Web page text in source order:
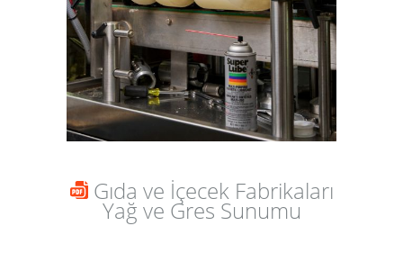
Gıda ve İçecek Fabrikaları
Yağ ve Gres Sunumu